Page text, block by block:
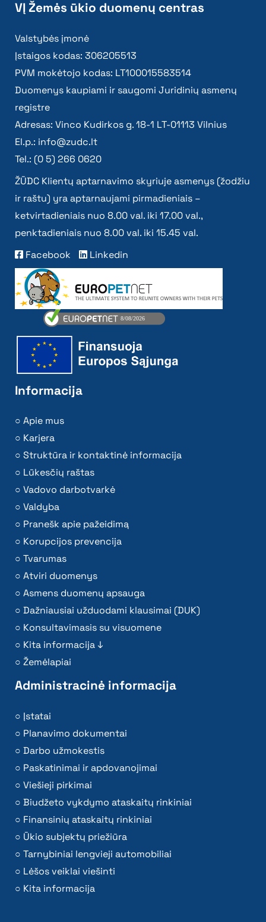
VĮ Žemės ūkio duomenų centras
Valstybės įmonė
Įstaigos kodas: 306205513
PVM mokėtojo kodas: LT100015583514
Duomenys kaupiami ir saugomi Juridinių asmenų
registre
Adresas: Vinco Kudirkos g. 18-1 LT-01113 Vilnius
El.p.: info@zudc.lt
Tel.: (0 5) 266 0620
ŽŪDC Klientų aptarnavimo skyriuje asmenys (žodžiu
ir raštu) yra aptarnaujami pirmadieniais –
ketvirtadieniais nuo 8.00 val. iki 17.00 val.,
penktadieniais nuo 8.00 val. iki 15.45 val.
Facebook
Linkedin
Informacija
Apie mus
Karjera
Struktūra ir kontaktinė informacija
Lūkesčių raštas
Vadovo darbotvarkė
Valdyba
Pranešk apie pažeidimą
Korupcijos prevencija
Tvarumas
Atviri duomenys
Asmens duomenų apsauga
Dažniausiai užduodami klausimai (DUK)
Konsultavimasis su visuomene
Kita informacija ↓
Žemėlapiai
Administracinė informacija
Įstatai
Planavimo dokumentai
Darbo užmokestis
Paskatinimai ir apdovanojimai
Viešieji pirkimai
Biudžeto vykdymo ataskaitų rinkiniai
Finansinių ataskaitų rinkiniai
Ūkio subjektų priežiūra
Tarnybiniai lengvieji automobiliai
Lėšos veiklai viešinti
Kita informacija